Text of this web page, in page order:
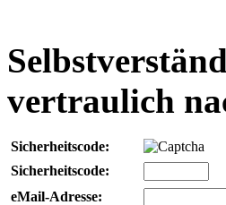
vertraulich
Sicherheitscode:
Sicherheitscode:
eMail-Adresse: